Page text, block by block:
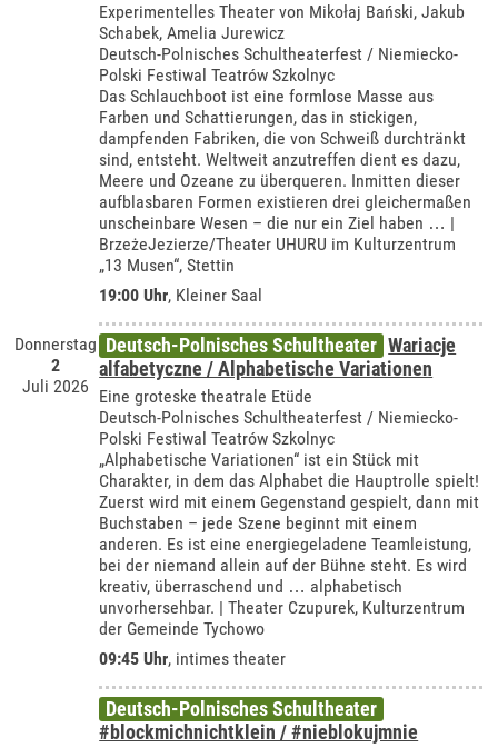
Experimentelles Theater von Mikołaj Bański, Jakub
Schabek, Amelia Jurewicz
Deutsch-Polnisches Schultheaterfest / Niemiecko-
Polski Festiwal Teatrów Szkolnyc
Das Schlauchboot ist eine formlose Masse aus
Farben und Schattierungen, das in stickigen,
dampfenden Fabriken, die von Schweiß durchtränkt
sind, entsteht. Weltweit anzutreffen dient es dazu,
Meere und Ozeane zu überqueren. Inmitten dieser
aufblasbaren Formen existieren drei gleichermaßen
unscheinbare Wesen – die nur ein Ziel haben … |
BrzeżeJezierze/Theater UHURU im Kulturzentrum
„13 Musen“, Stettin
19:00 Uhr, Kleiner Saal
Donnerstag
2
Juli 2026
Deutsch-Polnisches Schultheater Wariacje
alfabetyczne / Alphabetische Variationen
Eine groteske theatrale Etüde
Deutsch-Polnisches Schultheaterfest / Niemiecko-
Polski Festiwal Teatrów Szkolnyc
„Alphabetische Variationen“ ist ein Stück mit
Charakter, in dem das Alphabet die Hauptrolle spielt!
Zuerst wird mit einem Gegenstand gespielt, dann mit
Buchstaben – jede Szene beginnt mit einem
anderen. Es ist eine energiegeladene Teamleistung,
bei der niemand allein auf der Bühne steht. Es wird
kreativ, überraschend und … alphabetisch
unvorhersehbar. | Theater Czupurek, Kulturzentrum
der Gemeinde Tychowo
09:45 Uhr, intimes theater
Deutsch-Polnisches Schultheater
#blockmichnichtklein / #nieblokujmnie